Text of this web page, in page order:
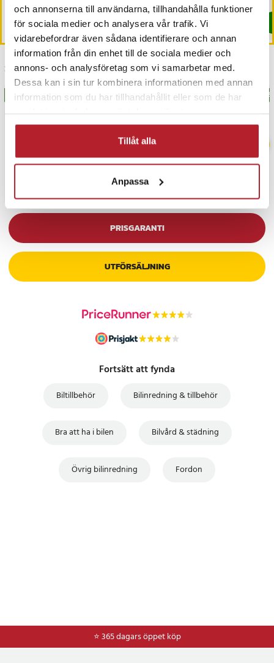
och annonserna till användarna, tillhandahålla funktioner
för sociala medier och analysera vår trafik. Vi
vidarebefordrar även sådana identifierare och annan
information från din enhet till de sociala medier och
annons- och analysföretag som vi samarbetar med.
Dessa kan i sin tur kombinera informationen med annan
information som du har tillhandahållit eller som de har
Tillåt alla
Anpassa
Köp
Köp
Senast besökta
BÄSTSÄLJARE BÄSTSÄLJARE
PRISGARANTI
UTFÖRSÄLJNING
Fortsätt att fynda
Biltillbehör Bilinredning & tillbehör
Bra att ha i bilen Bilvård & städning
Övrig bilinredning Fordon
⭐ 365 dagars öppet köp